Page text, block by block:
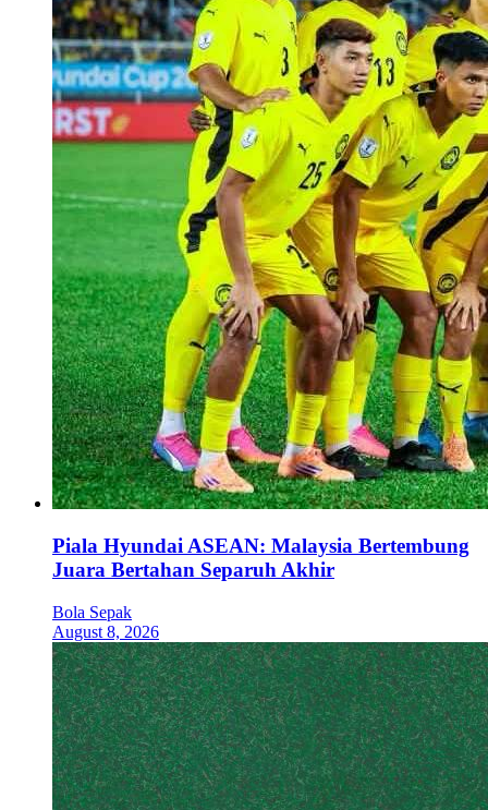
Piala Hyundai ASEAN: Malaysia Bertembung
Juara Bertahan Separuh Akhir
Bola Sepak
August 8, 2026